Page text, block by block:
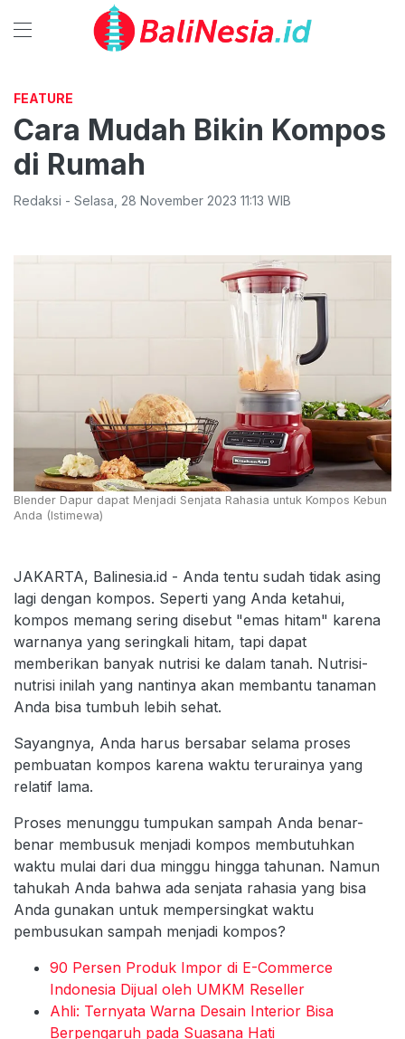
FEATURE
Cara Mudah Bikin Kompos
di Rumah
Redaksi - Selasa 28 November 2023 11:13 WIB
Blender Dapur dapat Menjadi Senjata Rahasia untuk Kompos Kebun
Anda (Istimewa)
JAKARTA, Balinesia.id - Anda tentu sudah tidak asing
lagi dengan kompos. Seperti yang Anda ketahui,
kompos memang sering disebut "emas hitam" karena
warnanya yang seringkali hitam, tapi dapat
memberikan banyak nutrisi ke dalam tanah. Nutrisi-
nutrisi inilah yang nantinya akan membantu tanaman
Anda bisa tumbuh lebih sehat.
Sayangnya, Anda harus bersabar selama proses
pembuatan kompos karena waktu terurainya yang
relatif lama.
Proses menunggu tumpukan sampah Anda benar-
benar membusuk menjadi kompos membutuhkan
waktu mulai dari dua minggu hingga tahunan. Namun
tahukah Anda bahwa ada senjata rahasia yang bisa
Anda gunakan untuk mempersingkat waktu
pembusukan sampah menjadi kompos?
90 Persen Produk Impor di E-Commerce
Indonesia Dijual oleh UMKM Reseller
Ahli: Ternyata Warna Desain Interior Bisa
Berpengaruh pada Suasana Hati